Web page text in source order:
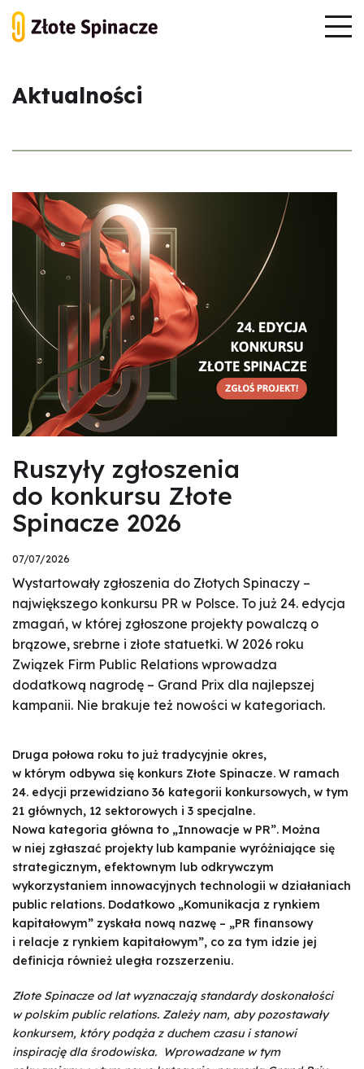
Aktualności
Ruszyły zgłoszenia
do konkursu Złote
Spinacze 2026
07/07/2026
Wystartowały zgłoszenia do Złotych Spinaczy –
największego konkursu PR w Polsce. To już 24. edycja
zmagań, w której zgłoszone projekty powalczą o
brązowe, srebrne i złote statuetki. W 2026 roku
Związek Firm Public Relations wprowadza
dodatkową nagrodę – Grand Prix dla najlepszej
kampanii. Nie brakuje też nowości w kategoriach.
Druga połowa roku to już tradycyjnie okres,
w którym odbywa się konkurs Złote Spinacze. W ramach
24. edycji przewidziano 36 kategorii konkursowych, w tym
21 głównych, 12 sektorowych i 3 specjalne.
Nowa kategoria główna to „Innowacje w PR”. Można
w niej zgłaszać projekty lub kampanie wyróżniające się
strategicznym, efektownym lub odkrywczym
wykorzystaniem innowacyjnych technologii w działaniach
public relations. Dodatkowo „Komunikacja z rynkiem
kapitałowym” zyskała nową nazwę – „PR finansowy
i relacje z rynkiem kapitałowym”, co za tym idzie jej
definicja również uległa rozszerzeniu.
Złote Spinacze od lat wyznaczają standardy doskonałości
w polskim public relations. Zależy nam, aby pozostawały
konkursem, który podąża z duchem czasu i stanowi
inspirację dla środowiska. Wprowadzane w tym